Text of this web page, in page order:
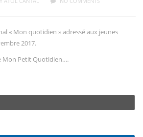
« Mon quotidien » adressé aux jeunes
2017.
Mon Petit Quotidien….